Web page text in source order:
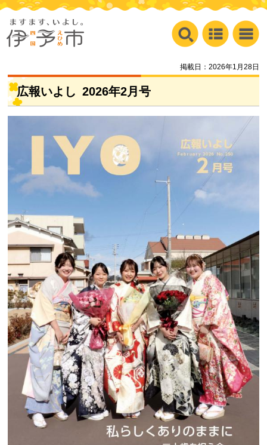
掲載日：2026年1月28日
広報いよし 2026年2月号